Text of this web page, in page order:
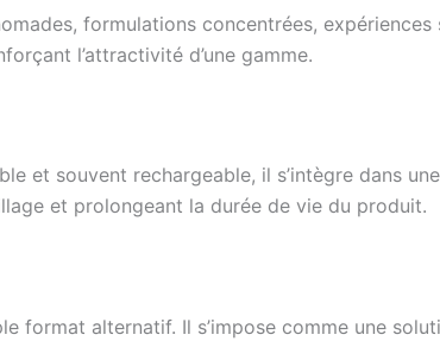
formulations concentrées,
l’attractivité d’une gamme.
et souvent rechargeable, il s’intègre dans
et prolongeant la durée de vie du produit.
format alternatif. Il s’impose comme une